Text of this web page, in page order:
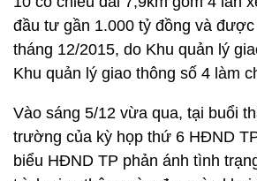
đầu tư gần 1.000 tỷ đồng và
tháng 12/2015, do Khu quản lý
Khu quản lý giao thông số 4 làm
Vào sáng 5/12 vừa qua, tại buổi
trường của kỳ họp thứ 6 HĐND
biểu HĐND TP phản ánh tình